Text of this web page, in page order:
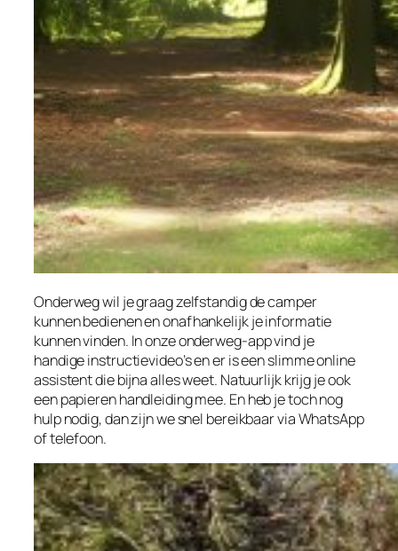
Onderweg wil je graag zelfstandig de camper
kunnen bedienen en onafhankelijk je informatie
kunnen vinden. In onze onderweg-app vind je
handige instructievideo’s en er is een slimme online
assistent die bijna alles weet. Natuurlijk krijg je ook
een papieren handleiding mee. En heb je toch nog
hulp nodig, dan zijn we snel bereikbaar via WhatsApp
of telefoon.